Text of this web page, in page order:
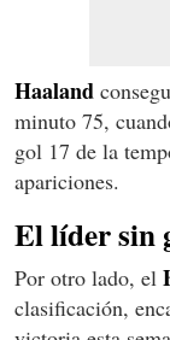
Haaland
minuto 75,
gol 17 de la
apariciones.
El líder sin
Por otro lado, el
clasificación,